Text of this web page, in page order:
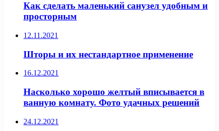
Как сделать маленький санузел удобным и
просторным
12.11.2021
Шторы и их нестандартное применение
16.12.2021
Насколько хорошо желтый вписывается в
ванную комнату. Фото удачных решений
24.12.2021